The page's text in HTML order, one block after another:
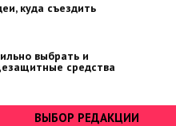
куда съездить
выбрать и
средства
ВЫБОР РЕДАКЦИИ